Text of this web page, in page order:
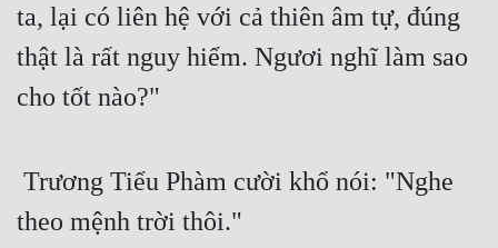
ta, lại có liên hệ với cả thiên âm tự, đúng
thật là rất nguy hiểm. Ngươi nghĩ làm sao
cho tốt nào?"
theo mệnh trời thôi."